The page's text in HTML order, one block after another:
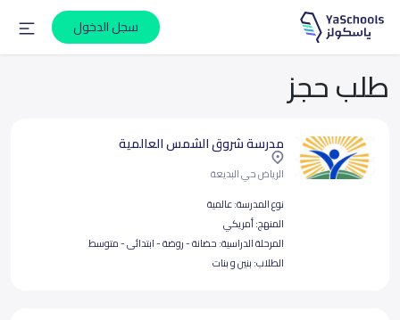
سجل الدخول
طلب حجز
مدرسة شروق الشمس العالمية
الرياض حي البديعة
نوع المدرسة:عالمية
المنهج:أمريكي
المرحلة الدراسية: حضانة - روضة - ابتدائى - متوسط
الطلاب: بنين و بنات